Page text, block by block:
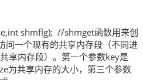
shmflg); //shmget函数用来创
问一个现有的共享内存段（不同进
享内存段）。第一个参数key是
为共享内存的大小，第三个参数